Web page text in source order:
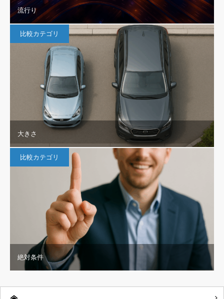
流行り
比較カテゴリ
大きさ
比較カテゴリ
絶対条件